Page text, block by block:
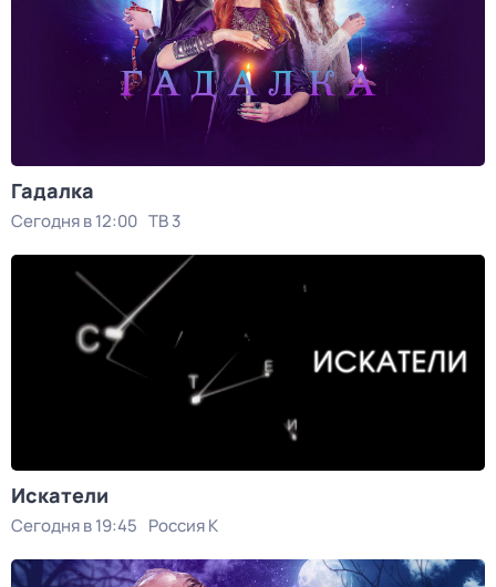
Гадалка
Сегодня в 12:00 ТВ 3
Искатели
Сегодня в 19:45 Россия К